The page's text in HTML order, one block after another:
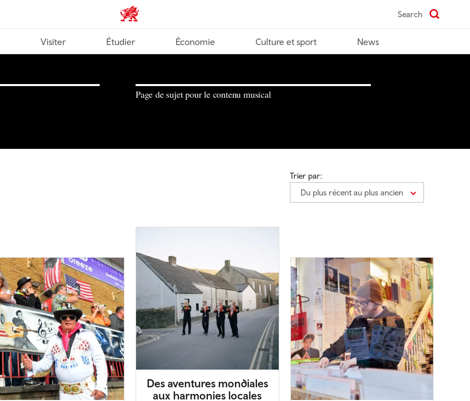
Wales home Search
Visiter Étudier Économie Culture et sport News
Page de sujet pour le contenu musical
Trier par:
Du plus récent au plus ancien
Des aventures mondiales
aux harmonies locales